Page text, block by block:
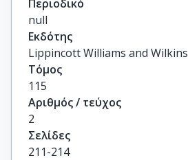
Περιοδικό
null
Εκδότης
Lippincott Williams and Wilkins
Τόμος
115
Αριθμός / τεύχος
2
Σελίδες
211-214